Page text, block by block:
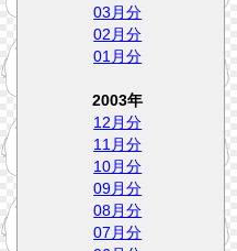
03月分
02月分
01月分
2003年
12月分
11月分
10月分
09月分
08月分
07月分